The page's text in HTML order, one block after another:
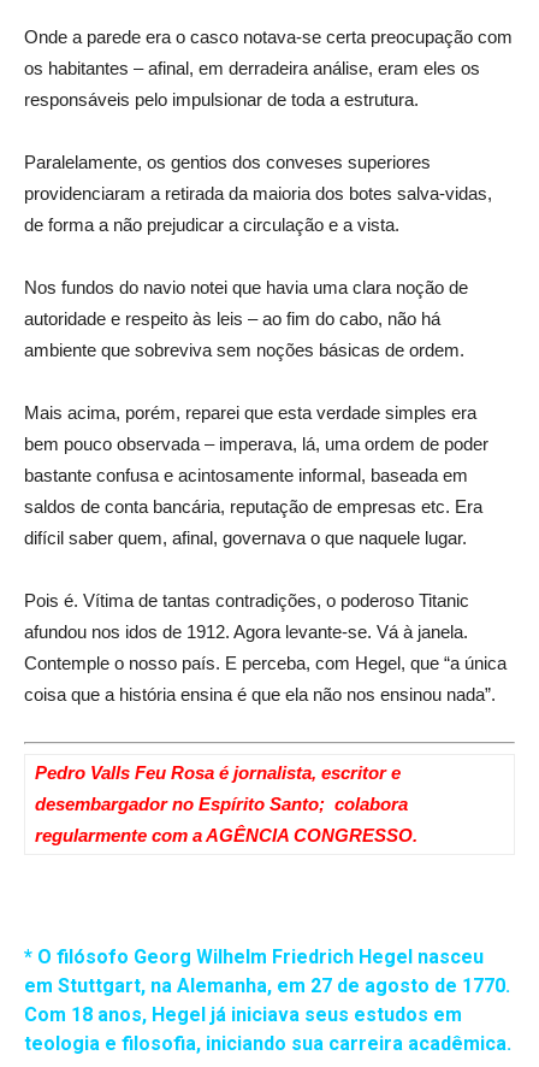
Onde a parede era o casco notava-se certa preocupação com
os habitantes – afinal, em derradeira análise, eram eles os
responsáveis pelo impulsionar de toda a estrutura.
Paralelamente, os gentios dos conveses superiores
providenciaram a retirada da maioria dos botes salva-vidas,
de forma a não prejudicar a circulação e a vista.
Nos fundos do navio notei que havia uma clara noção de
autoridade e respeito às leis – ao fim do cabo, não há
ambiente que sobreviva sem noções básicas de ordem.
Mais acima, porém, reparei que esta verdade simples era
bem pouco observada – imperava, lá, uma ordem de poder
bastante confusa e acintosamente informal, baseada em
saldos de conta bancária, reputação de empresas etc. Era
difícil saber quem, afinal, governava o que naquele lugar.
Pois é. Vítima de tantas contradições, o poderoso Titanic
afundou nos idos de 1912. Agora levante-se. Vá à janela.
Contemple o nosso país. E perceba, com Hegel, que “a única
coisa que a história ensina é que ela não nos ensinou nada”.
Pedro Valls Feu Rosa é jornalista, escritor e
desembargador no Espírito Santo; colabora
regularmente com a AGÊNCIA CONGRESSO.
* O filósofo Georg Wilhelm Friedrich Hegel nasceu
em Stuttgart, na Alemanha, em 27 de agosto de 1770.
Com 18 anos, Hegel já iniciava seus estudos em
teologia e filosofia, iniciando sua carreira acadêmica.